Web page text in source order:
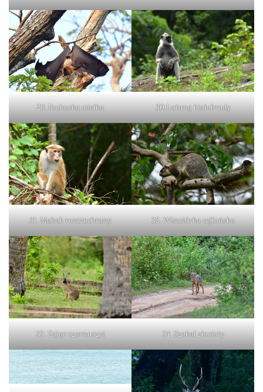
29. Rudawka wielka 30.Lutung białobrody
31. Makak rozczochrany 32. Wiewiórka cejlońska
33. Zając czarnoszyi 34. Szakal złocisty